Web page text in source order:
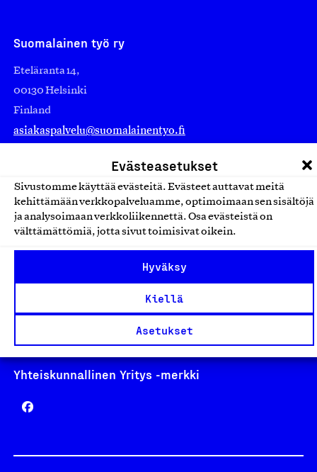
Evästeasetukset
Sivustomme käyttää evästeitä. Evästeet auttavat meitä
kehittämään verkkopalveluamme, optimoimaan sen sisältöjä
ja analysoimaan verkkoliikennettä. Osa evästeistä on
välttämättömiä, jotta sivut toimisivat oikein.
Hyväksy
Kiellä
Asetukset
Suomalainen työ ry
Eteläranta 14,
00130 Helsinki
Finland
asiakaspalvelu@suomalainentyo.fi
Avainlippu
Yhteiskunnallinen Yritys -merkki